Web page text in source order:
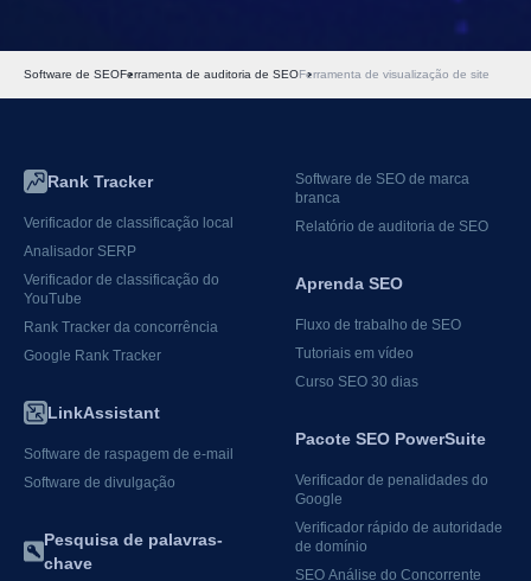
Software de SEOFerramenta de auditoria de SEOFerramenta de visualização de site
Rank Tracker
Verificador de classificação local
Analisador SERP
Verificador de classificação do
YouTube
Rank Tracker da concorrência
Google Rank Tracker
LinkAssistant
Software de raspagem de e-mail
Software de divulgação
Pesquisa de palavras-
chave
Software de SEO de marca
branca
Relatório de auditoria de SEO
Aprenda SEO
Fluxo de trabalho de SEO
Tutoriais em vídeo
Curso SEO 30 dias
Pacote SEO PowerSuite
Verificador de penalidades do
Google
Verificador rápido de autoridade
de domínio
SEO Análise do Concorrente